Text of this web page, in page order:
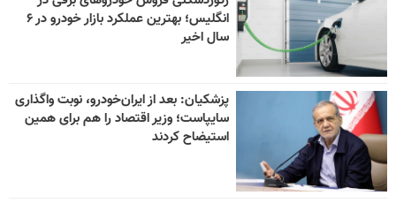
انگلیس؛ بهترین عملکرد بازار خودرو در ۶
سال اخیر
پزشکیان: بعد از ایران‌خودرو، نوبت واگذاری
سایپاست؛ وزیر اقتصاد را هم برای همین
استیضاح کردند